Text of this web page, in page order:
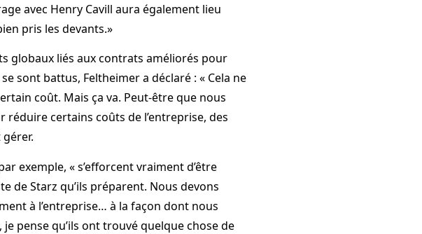
avec Henry Cavill aura également lieu
pris les devants.»
globaux liés aux contrats améliorés pour
sont battus, Feltheimer a déclaré : « Cela ne
coût. Mais ça va. Peut-être que nous
certains coûts de l’entreprise, des
exemple, « s’efforcent vraiment d’être
de Starz qu’ils préparent. Nous devons
à l’entreprise… à la façon dont nous
pense qu’ils ont trouvé quelque chose de